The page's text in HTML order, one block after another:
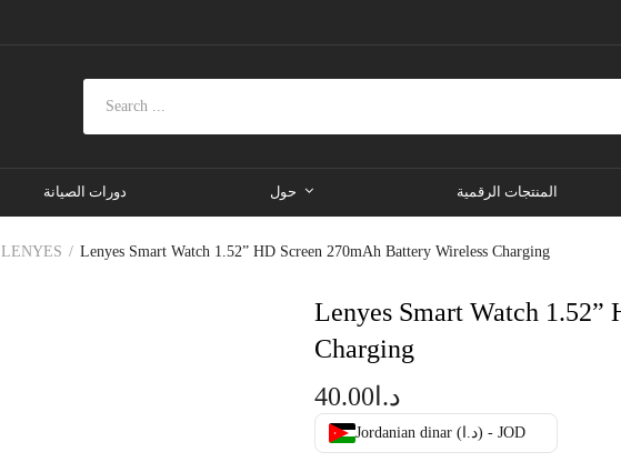
دورات الصيانة حول المنتجات الرقمية
LENYES Lenyes Smart Watch 1.52” HD Screen 270mAh Battery Wireless Charging
Lenyes Smart Watch 1.52”
Charging
د.ا 40.00
Jordanian dinar (د.ا) - JOD